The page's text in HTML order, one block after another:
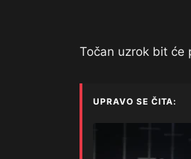
Točan uzrok bit će
UPRAVO SE ČITA: